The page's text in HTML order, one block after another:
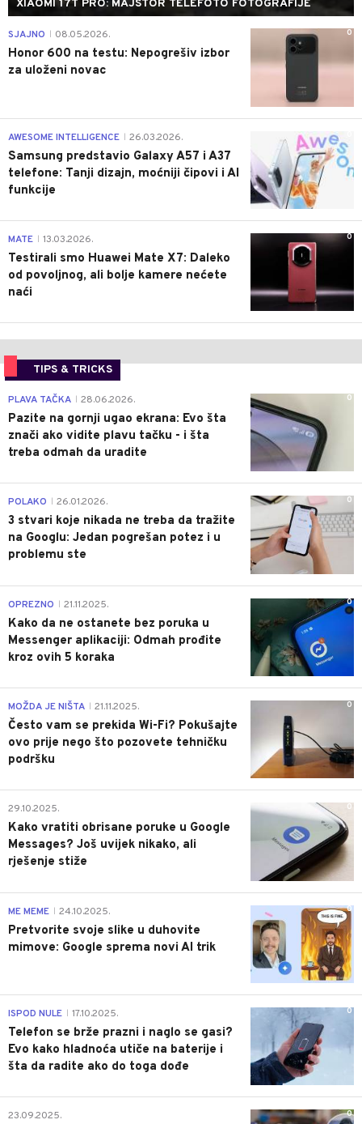
XIAOMI 17T PRO: MAJSTOR TELEFOTO FOTOGRAFIJE
0
SJAJNO 08.05.2026.
Honor 600 na testu: Nepogrešiv izbor
za uloženi novac
AWESOME INTELLIGENCE 26.03.2026.
Samsung predstavio Galaxy A57 i A37
telefone: Tanji dizajn, moćniji čipovi i AI
funkcije
0
MATE 13.03.2026.
Testirali smo Huawei Mate X7: Daleko
od povoljnog, ali bolje kamere nećete
naći
TIPS & TRICKS
0
PLAVA TAČKA 28.06.2026.
Pazite na gornji ugao ekrana: Evo šta
znači ako vidite plavu tačku - i šta
treba odmah da uradite
0
POLAKO 26.01.2026.
3 stvari koje nikada ne treba da tražite
na Googlu: Jedan pogrešan potez i u
problemu ste
0
OPREZNO 21.11.2025.
Kako da ne ostanete bez poruka u
Messenger aplikaciji: Odmah prođite
kroz ovih 5 koraka
0
MOŽDA JE NIŠTA 21.11.2025.
Često vam se prekida Wi-Fi? Pokušajte
ovo prije nego što pozovete tehničku
podršku
0
29.10.2025.
Kako vratiti obrisane poruke u Google
Messages? Još uvijek nikako, ali
rješenje stiže
0
ME MEME 24.10.2025.
Pretvorite svoje slike u duhovite
mimove: Google sprema novi AI trik
0
ISPOD NULE 17.10.2025.
Telefon se brže prazni i naglo se gasi?
Evo kako hladnoća utiče na baterije i
šta da radite ako do toga dođe
0
23.09.2025.